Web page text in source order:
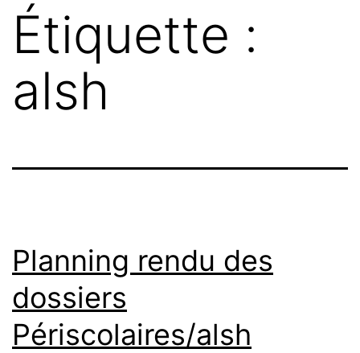
Étiquette :
alsh
Planning rendu des
dossiers
Périscolaires/alsh